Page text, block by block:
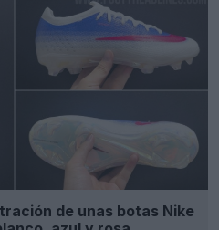
de unas botas Nike